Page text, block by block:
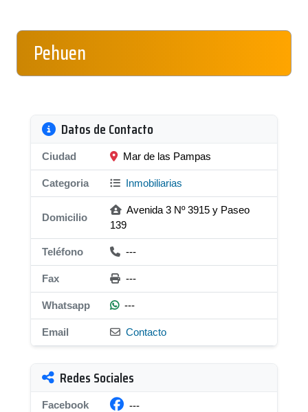
Pehuen
Datos de Contacto
Ciudad Mar de las Pampas
Categoria Inmobiliarias
Domicilio
Avenida 3 Nº 3915 y Paseo
139
Teléfono ---
Fax ---
Whatsapp ---
Email Contacto
Redes Sociales
Facebook ---